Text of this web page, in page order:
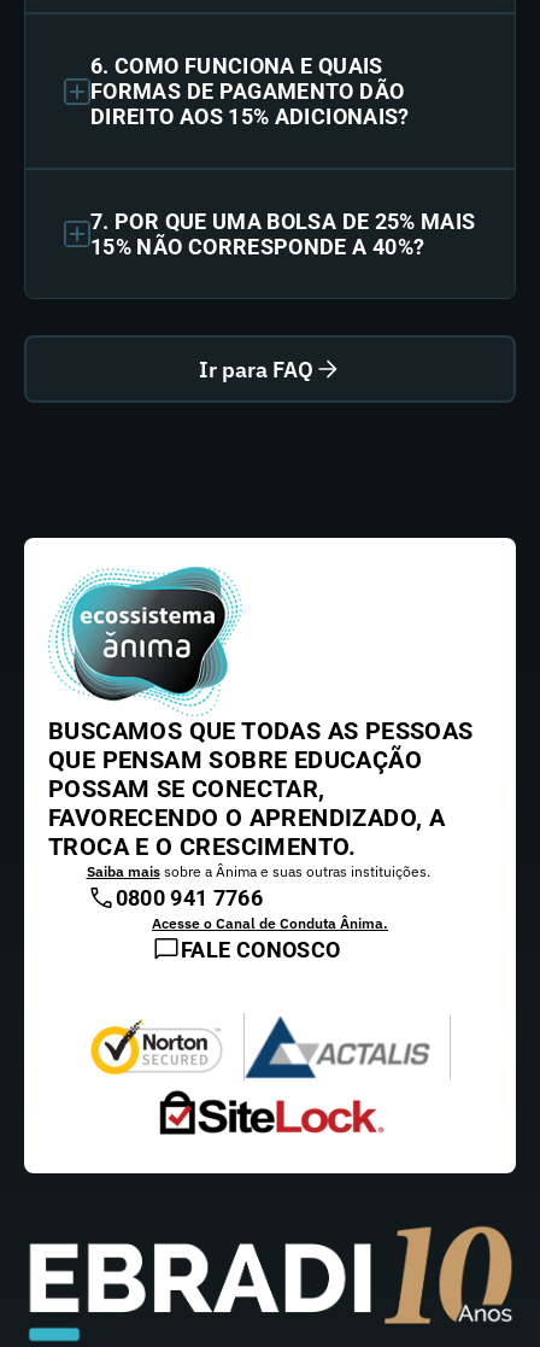
6. COMO FUNCIONA E QUAIS
FORMAS DE PAGAMENTO DÃO
DIREITO AOS 15% ADICIONAIS?
7. POR QUE UMA BOLSA DE 25% MAIS
15% NÃO CORRESPONDE A 40%?
Ir para FAQ
BUSCAMOS QUE TODAS AS PESSOAS
QUE PENSAM SOBRE EDUCAÇÃO
POSSAM SE CONECTAR,
FAVORECENDO O APRENDIZADO, A
TROCA E O CRESCIMENTO.
Saiba maissobre a Ânima e suas outras instituições.
0800 941 7766
Acesse o Canal de Conduta Ânima.
FALE CONOSCO